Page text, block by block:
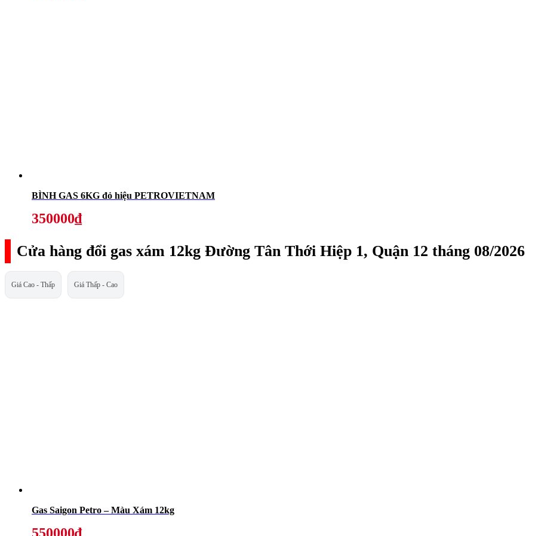
BÌNH GAS 6KG đỏ hiệu PETROVIETNAM
350000₫
Cửa hàng đổi gas xám 12kg Đường Tân Thới Hiệp 1, Quận 12 tháng 08/2026
Giá Cao - Thấp Giá Thấp - Cao
Gas Saigon Petro – Màu Xám 12kg